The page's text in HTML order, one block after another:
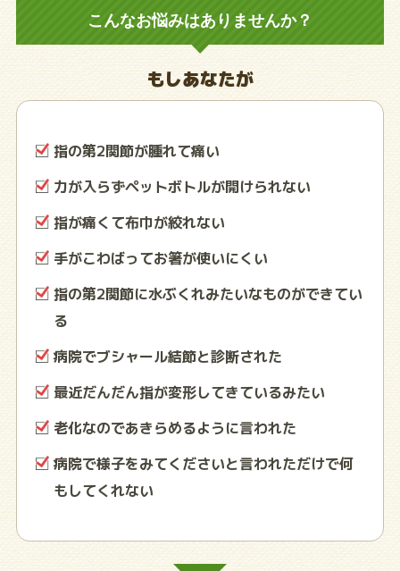
こんなお悩みはありませんか？
もしあなたが
指の第2関節が腫れて痛い
力が入らずペットボトルが開けられない
指が痛くて布巾が絞れない
手がこわばってお箸が使いにくい
指の第2関節に水ぶくれみたいなものができてい
る
病院でブシャール結節と診断された
最近だんだん指が変形してきているみたい
老化なのであきらめるように言われた
病院で様子をみてくださいと言われただけで何
もしてくれない